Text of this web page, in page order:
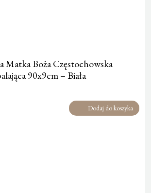
Matka Boża Częstochowska
90x9cm – Biała
Dodaj do koszyka